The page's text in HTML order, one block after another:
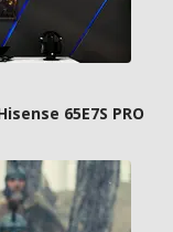
65E7S PRO